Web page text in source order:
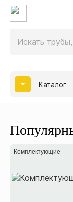
Каталог
Комплектующие